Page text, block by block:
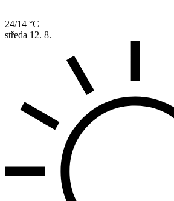
24/14 °C
středa 12. 8.